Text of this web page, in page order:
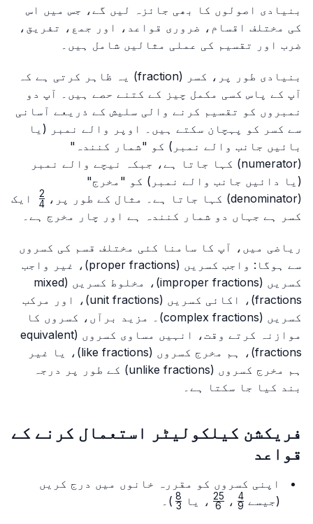
بنیادی اصولوں کا بھی جائزہ لیں گے، جس میں اس
کی مختلف اقسام، ضروری قواعد، اور جمع، تفریق،
ضرب اور تقسیم کی عملی مثالیں شامل ہیں۔
بنیادی طور پر، کسر (fraction) یہ ظاہر کرتی ہے کہ
آپ کے پاس کسی مکمل چیز کے کتنے حصے ہیں۔ آپ دو
نمبروں کو تقسیم کرنے والی سلیش کے ذریعے آسانی
سے کسر کو پہچان سکتے ہیں۔ اوپر والے نمبر (یا
بائیں جانب والے نمبر) کو "شمار کنندہ"
(numerator) کہا جاتا ہے، جبکہ نیچے والے نمبر
(یا دائیں جانب والے نمبر) کو "مخرج"
(denominator) کہا جاتا ہے۔ مثال کے طور پر،
{4}
4
2
ایک
کسر ہے جہاں دو شمار کنندہ ہے اور چار مخرج ہے۔
ریاضی میں، آپ کا سامنا کئی مختلف قسم کی کسروں
سے ہوگا: واجب کسریں (proper fractions)، غیر واجب
کسریں (improper fractions)، مخلوط کسریں (mixed
fractions)، اکائی کسریں (unit fractions)، اور مرکب
کسریں (complex fractions)۔ مزید برآں، کسروں کا
موازنہ کرتے وقت، انہیں مساوی کسروں (equivalent
fractions)، ہم مخرج کسروں (like fractions)، یا غیر
ہم مخرج کسروں (unlike fractions) کے طور پر درجہ
بند کیا جا سکتا ہے۔
فریکشن کیلکولیٹر استعمال کرنے کے
قواعد
اپنی کسروں کو مقررہ خانوں میں درج کریں
(جیسے
\frac{4}9
4 ،
\frac{25}6
25 ، یا
\frac{8}3
8 )۔